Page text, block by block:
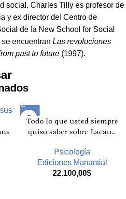
social. Charles Tilly es profesor de
y ex director del Centro de
de la New School for Social
encuentran Las revoluciones
past to future (1997).
Todo lo que usted siempre
quiso saber sobre Lacan…
Psicología
Ediciones Manantial
22.100,00$